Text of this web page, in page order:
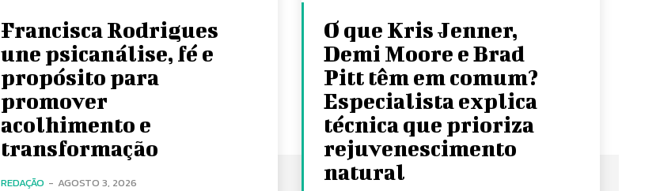
Francisca Rodrigues
une psicanálise, fé e
propósito para
promover
acolhimento e
transformação
REDAÇÃO - AGOSTO 3, 2026
O que Kris Jenner,
Demi Moore e Brad
Pitt têm em comum?
Especialista explica
técnica que prioriza
rejuvenescimento
natural